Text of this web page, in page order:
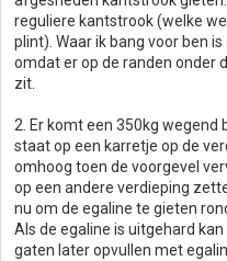
reguliere kantstrook (welke
plint). Waar ik bang voor ben
omdat er op de randen onder
zit.
2. Er komt een 350kg
staat op een karretje op de
omhoog toen de voorgevel
op een andere verdieping
nu om de egaline te gieten
Als de egaline is uitgehard
gaten later opvullen met